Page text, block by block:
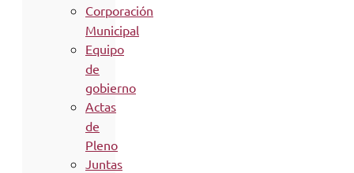
Corporación
Municipal
Equipo
de
gobierno
Actas
de
Pleno
Juntas